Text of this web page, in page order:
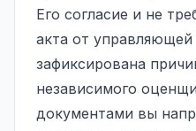
Его согласие и не
акта от
зафиксирована
независимого
документами вы